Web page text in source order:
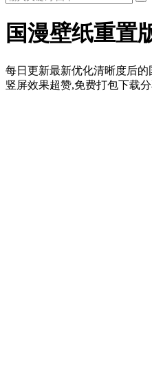
国漫壁纸重置
每日更新最新优化清晰度后
竖屏效果超赞,免费打包下载